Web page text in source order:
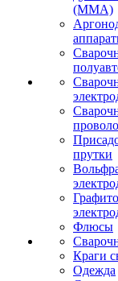
(MMA)
прутки
Флюсы
Краги
Одежда